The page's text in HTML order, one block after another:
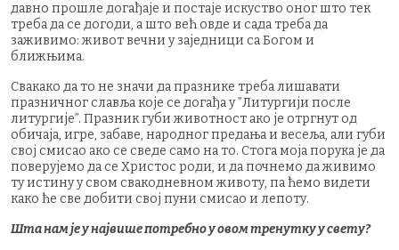
давно прошле догађаје и постаје искуство оног што тек
треба да се догоди, а што већ овде и сада треба да
заживимо: живот вечни у заједници са Богом и
ближњима.
Свакако да то не значи да празнике треба лишавати
празничног славља које се догађа у ”Литургији после
литургије”. Празник губи животност ако је отргнут од
обичаја, игре, забаве, народног предања и весеља, али губи
свој смисао ако се сведе само на то. Стога моја порука је да
поверујемо да се Христос роди, и да почнемо да живимо
ту истину у свом свакодневном животу, па ћемо видети
како ће све добити свој пуни смисао и лепоту.
Шта нам је у највише потребно у овом тренутку у свету?